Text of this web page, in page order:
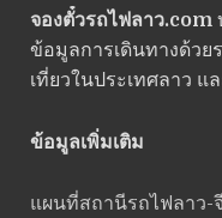
จองตั๋วรถไฟลาว.com
ข้อมูลการเดินทางด้วย
เที่ยวในประเทศลาว แ
ข้อมูลเพิ่มเติม
แผนที่สถานีรถไฟลาว-